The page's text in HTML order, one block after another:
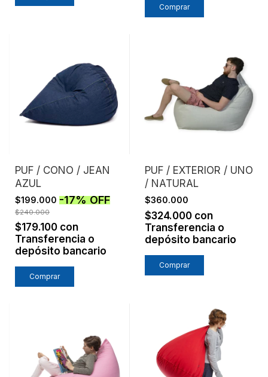
PUF / CONO / JEAN
AZUL
$199.000 -17%OFF
$240.000
$179.100 con
Transferencia o
depósito bancario
PUF / EXTERIOR / UNO
/ NATURAL
$360.000
$324.000 con
Transferencia o
depósito bancario